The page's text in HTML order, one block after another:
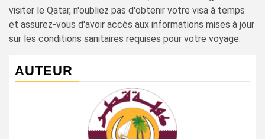
visiter le Qatar, n'oubliez pas d'obtenir votre visa à temps
et assurez-vous d'avoir accès aux informations mises à jour
sur les conditions sanitaires requises pour votre voyage.
AUTEUR